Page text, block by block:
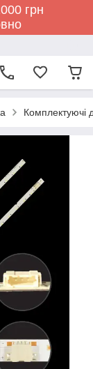
грн
Комплектуючі